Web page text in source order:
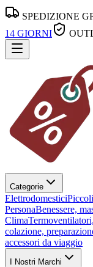
SPEDIZIONE
14 GIORNI
Categorie
Elettrodomestici
PersonaBenessere,
Clima
colazione,
accessori da viaggio
I Nostri Marchi